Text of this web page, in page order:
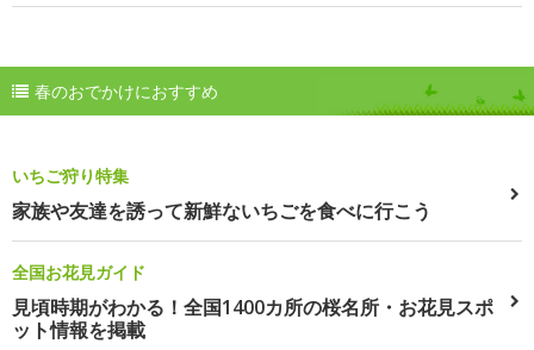
春のおでかけにおすすめ
いちご狩り特集
家族や友達を誘って新鮮ないちごを食べに行こう
全国お花見ガイド
見頃時期がわかる！全国1400カ所の桜名所・お花見スポ
ット情報を掲載